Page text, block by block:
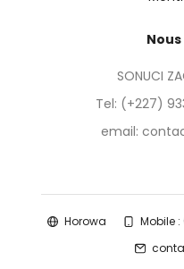
SONUCI
Tel: (+227)
email:
Horowa
Mobile